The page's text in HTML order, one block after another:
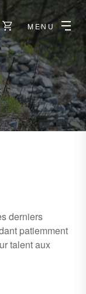
MENU
derniers
patiemment
talent aux